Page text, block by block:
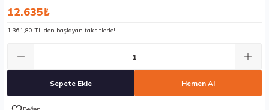
12.635₺
1.361,80 TL den başlayan taksitlerle!
Sepete Ekle Hemen Al